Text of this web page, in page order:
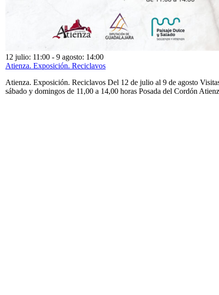
12 julio: 11:00 - 9 agosto: 14:00
Atienza. Exposición. Reciclavos
Atienza. Exposición. Reciclavos Del 12 de julio al 9 de agosto
sábado y domingos de 11,00 a 14,00 horas Posada del Cordón